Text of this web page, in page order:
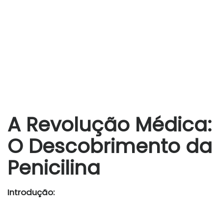
A Revolução Médica:
O Descobrimento da
Penicilina
Introdução: